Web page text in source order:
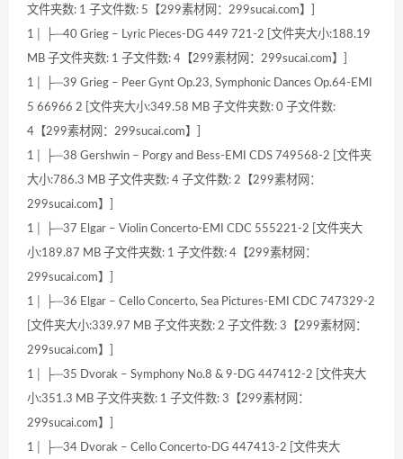
文件夹数: 1 子文件数: 5【299素材网：299sucai.com】]
1│ ├─40 Grieg – Lyric Pieces-DG 449 721-2 [文件夹大小:188.19
MB 子文件夹数: 1 子文件数: 4【299素材网：299sucai.com】]
1│ ├─39 Grieg – Peer Gynt Op.23, Symphonic Dances Op.64-EMI
5 66966 2 [文件夹大小:349.58 MB 子文件夹数: 0 子文件数:
4【299素材网：299sucai.com】]
1│ ├─38 Gershwin – Porgy and Bess-EMI CDS 749568-2 [文件夹
大小:786.3 MB 子文件夹数: 4 子文件数: 2【299素材网：
299sucai.com】]
1│ ├─37 Elgar – Violin Concerto-EMI CDC 555221-2 [文件夹大
小:189.87 MB 子文件夹数: 1 子文件数: 4【299素材网：
299sucai.com】]
1│ ├─36 Elgar – Cello Concerto, Sea Pictures-EMI CDC 747329-2
[文件夹大小:339.97 MB 子文件夹数: 2 子文件数: 3【299素材网：
299sucai.com】]
1│ ├─35 Dvorak – Symphony No.8 & 9-DG 447412-2 [文件夹大
小:351.3 MB 子文件夹数: 1 子文件数: 3【299素材网：
299sucai.com】]
1│ ├─34 Dvorak – Cello Concerto-DG 447413-2 [文件夹大